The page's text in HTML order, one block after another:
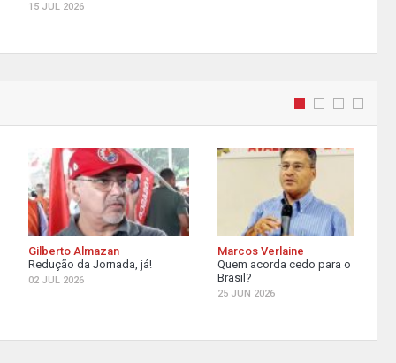
15 JUL 2026
Gilberto Almazan
Redução da Jornada, já!
02 JUL 2026
Marcos Verlaine
Quem acorda cedo para o
Brasil?
25 JUN 2026